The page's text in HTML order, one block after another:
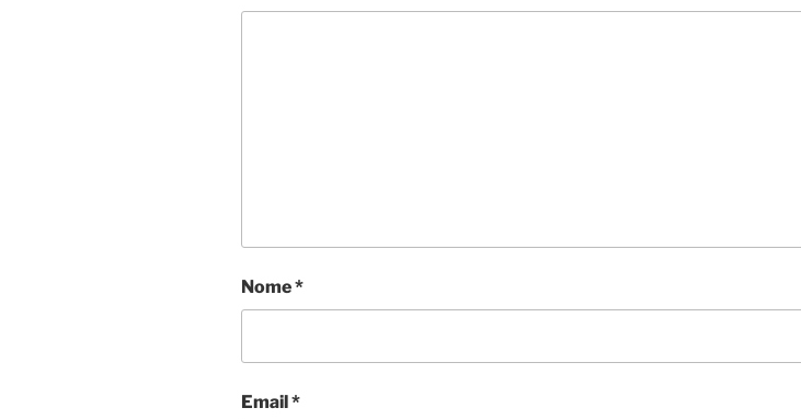
Nome*
Email*